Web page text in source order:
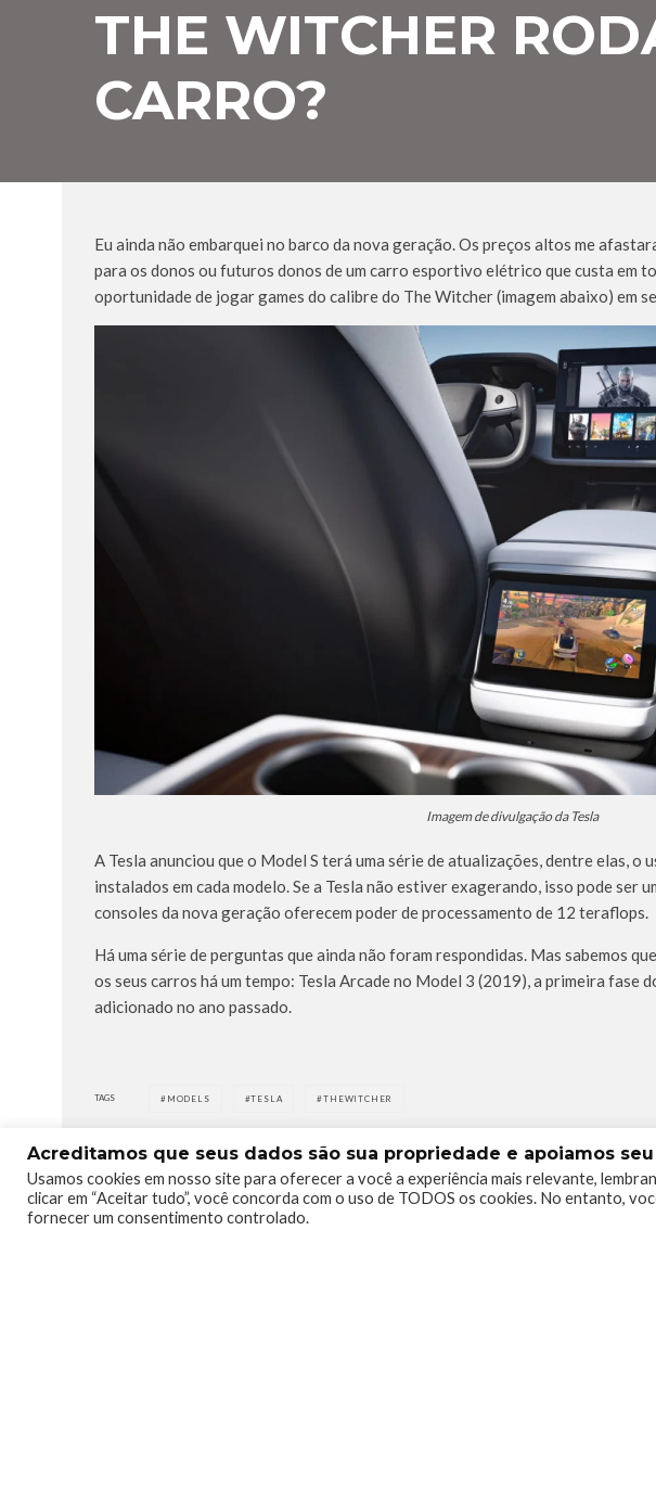
THE WITCHER
CARRO?
Eu ainda não embarquei no barco da nova geração. Os preços altos me
para os donos ou futuros donos de um carro esportivo elétrico que custa em
oportunidade de jogar games do calibre do The Witcher (imagem abaixo) em
Imagem de divulgação da Tesla
A Tesla anunciou que o Model S terá uma série de atualizações, dentre elas, o
instalados em cada modelo. Se a Tesla não estiver exagerando, isso pode ser
consoles da nova geração oferecem poder de processamento de 12 teraflops.
Há uma série de perguntas que ainda não foram respondidas. Mas sabemos
os seus carros há um tempo: Tesla Arcade no Model 3 (2019), a primeira fase
adicionado no ano passado.
TAGS MODELS TESLA THEWITCHER
Acreditamos que seus dados são sua propriedade e apoiamos
Usamos cookies em nosso site para oferecer a você a experiência mais relevante,
clicar em “Aceitar tudo”, você concorda com o uso de TODOS os cookies. No entanto,
fornecer um consentimento controlado.